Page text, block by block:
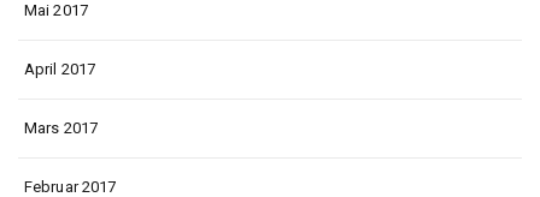
Mai 2017
April 2017
Mars 2017
Februar 2017